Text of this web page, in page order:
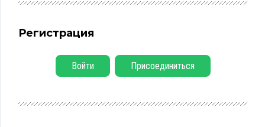
Регистрация
Войти Присоединиться